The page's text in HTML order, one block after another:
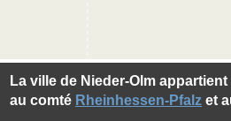
La ville de Nieder-Olm appartient
au comté Rheinhessen-Pfalz et